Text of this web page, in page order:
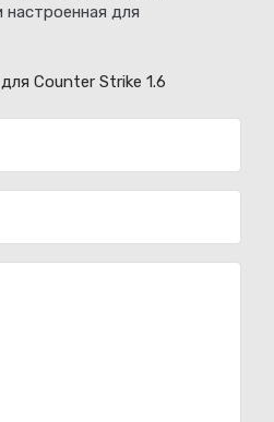
для
Counter Strike 1.6